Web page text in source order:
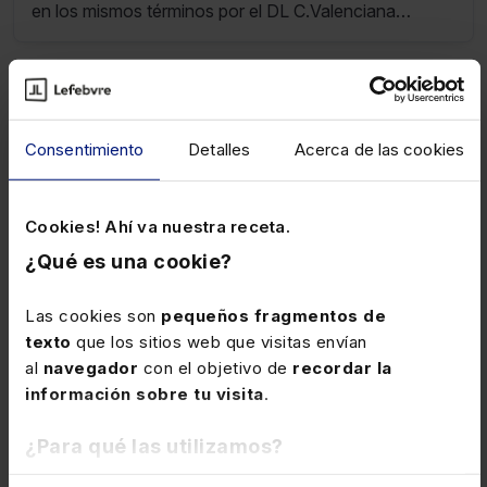
Consentimiento Detalles Acerca de las cookies
Cookies! Ahí va nuestra receta.
¿Qué es una cookie?
Las cookies son pequeños fragmentos de
texto que los sitios web que visitas envían
al navegador con el objetivo de recordar la
información sobre tu visita.
¿Para qué las utilizamos?
en los mismos términos por el DL C.Valenciana
30 JUNIO 2026
Planes de previsión social empresarial
a favor de socios y administradores
No cabe constituir un plan de previsión social
socios o administradores por el mero hecho de
ostentar dicha condición. Además, si estos no
mercantil con la entidad, no podrán beneficiarse del
régimen fiscal propio de estos instrumentos de
previsión social.
30 JUNIO 2026
ciertos productos energéticos